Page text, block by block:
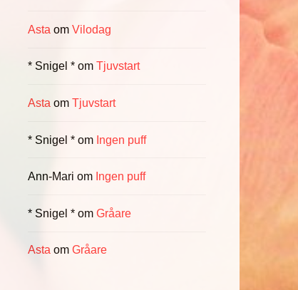
Asta om Vilodag
* Snigel *om Tjuvstart
Asta om Tjuvstart
* Snigel *om Ingen puff
Ann-Mari om Ingen puff
* Snigel *om Gråare
Astaom Gråare